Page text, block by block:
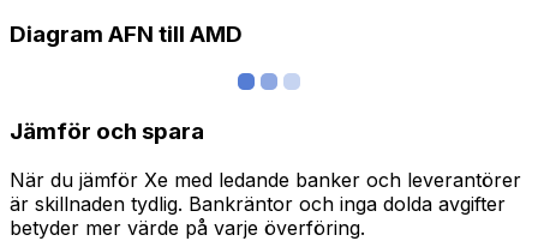
Diagram AFN till AMD
Jämför och spara
När du jämför Xe med ledande banker och leverantörer
är skillnaden tydlig. Bankräntor och inga dolda avgifter
betyder mer värde på varje överföring.